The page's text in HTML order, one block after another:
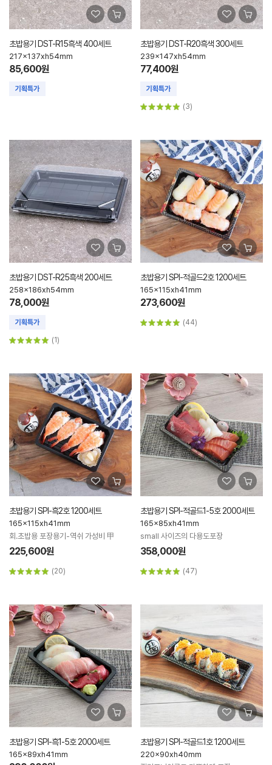
초밥용기 DST-R15흑색 400세트
217x137xh54mm
85,600원
초밥용기 DST-R20흑색 300세트
239x147xh54mm
77,400원
(3)
초밥용기 DST-R25흑색 200세트
258x186xh54mm
78,000원
(1)
초밥용기 SPI-적골드2호 1200세트
165x115xh41mm
273,600원
(44)
초밥용기 SPI-흑2호 1200세트
165x115xh41mm
회.초밥용 포장용기-역쉬 가성비 甲
225,600원
(20)
초밥용기 SPI-적골드1-5호 2000세트
165x85xh41mm
small 사이즈의 다용도포장
358,000원
(47)
초밥용기 SPI-흑1-5호 2000세트
165x89xh41mm
초밥용기 SPI-적골드1호 1200세트
220x90xh40mm